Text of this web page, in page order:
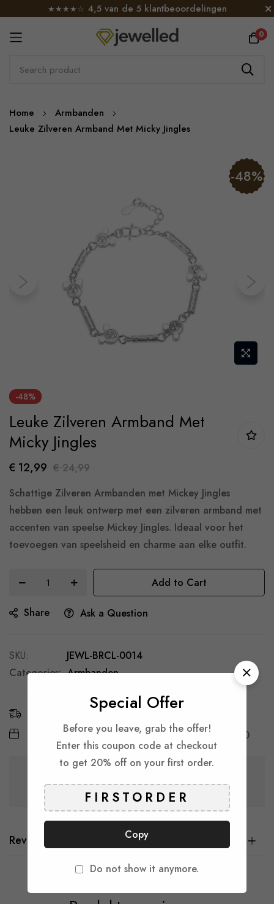
Special Offer
Before you leave, grab the offer!
Enter this coupon code at checkout
to get 20% off on your first order.
Copy
Do not show it anymore.
★★★★☆ 4,5 van de 5 klantbeoordelingen
0
Skip
to
Home
Armbanden
Leuke Zilveren Armband Met Micky Jingles
gallery
-48%
to
the
beginning
the
images
gallery
-48%
Leuke Zilveren Armband Met
Micky Jingles
€ 12,99 € 24,99
Schattige Zilveren Armbanden met Mickey Jingles
hebben een leuk ontwerp met een zilveren armband met
accenten van speelse Mickey Jingles. Ideaal voor het
toevoegen van speelsheid en charme aan elke outfit.
Add to Cart
Share Ask a Question
SKU
JEWL-BRCL-0014
Categories: Armbanden
Estimated Delivery:
Free Shipping & Returns: On all orders over € 30
Guarantee safe & secure checkout
Reviews